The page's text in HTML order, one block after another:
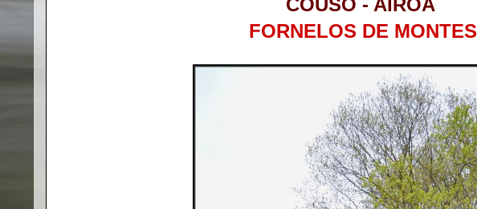
COUSO - AIROA
FORNELOS DE MONTES